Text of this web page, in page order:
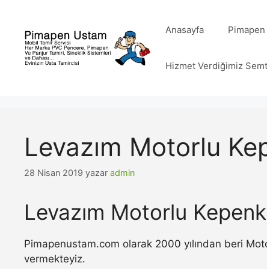
Anasayfa
Hizmet Verdiğimiz
Levazım Motorlu
28 Nisan 2019 yazar admin
Levazım Motorlu
Pimapenustam.com olarak 2000 yılından beri
vermekteyiz.